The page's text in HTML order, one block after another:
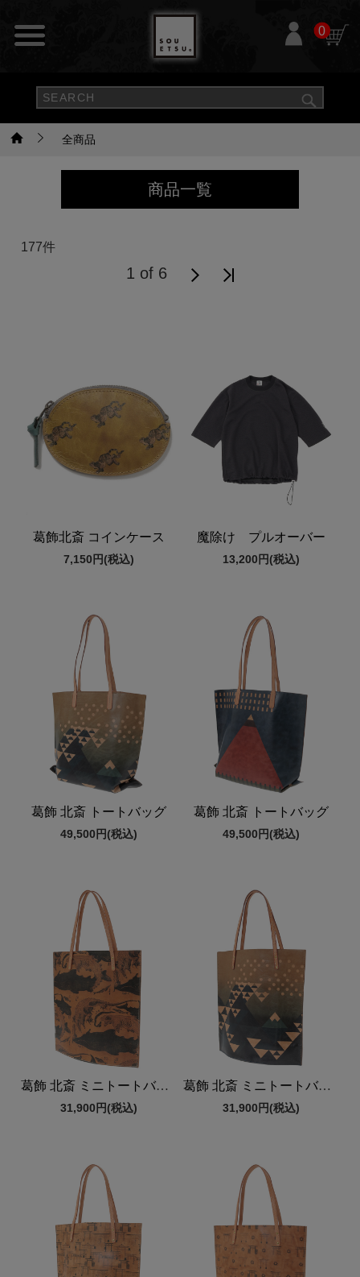
0
全商品
商品一覧
177件
1 of 6
葛飾北斎 コインケース
7,150円(税込)
魔除け プルオーバー
13,200円(税込)
葛飾 北斎 トートバッグ
49,500円(税込)
葛飾 北斎 トートバッグ
49,500円(税込)
葛飾 北斎 ミニトートバッグ
31,900円(税込)
葛飾 北斎 ミニトートバッグ
31,900円(税込)